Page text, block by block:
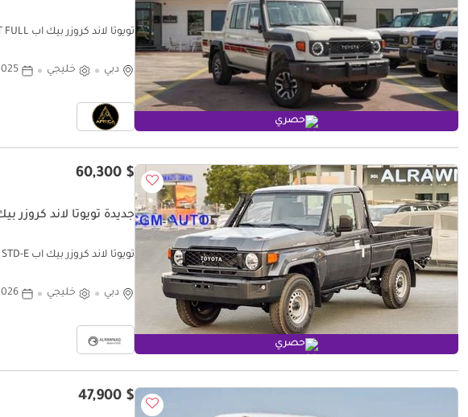
حصري
تويوتا لاند كروزر بيك آب LC79 DC 4.0 PETROL 2025 AT FULL
دبي خليجي
حصري
$ 60,300
جديدة تويوتا لاند كروزر
تويوتا لاند كروزر بيك آب 4.0L V6 STD-E EXPORT ONLY - TOYOTA LC79 4.0L STD-E
دبي خليجي
$ 47,900